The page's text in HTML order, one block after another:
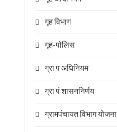
गृह विभाग
गृह-पोलिस
ग्रा प अधिनियम
ग्रा पं शासननिर्णय
ग्रामपंचायत विभाग योजना